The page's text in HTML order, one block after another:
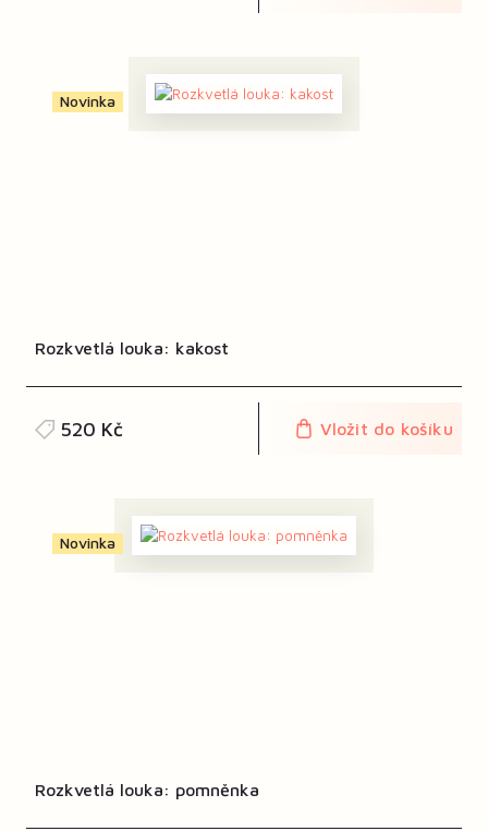
Novinka
Rozkvetlá louka: kakost
520 Kč Vložit do košíku
Novinka
Rozkvetlá louka: pomněnka